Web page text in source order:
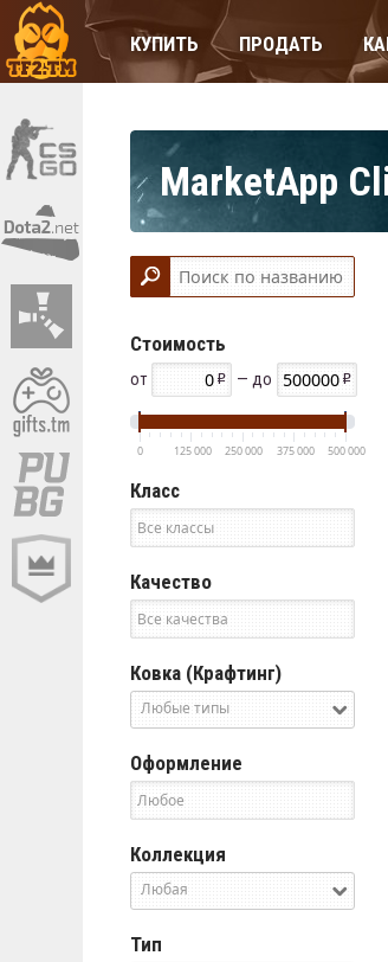
КУПИТЬ ПРОДАТЬ
MarketApp
Стоимость
от — до
0 125 000 250 000 375 000 500 000
Класс
Качество
Ковка (Крафтинг)
Любые типы
Оформление
Коллекция
Любая
Тип